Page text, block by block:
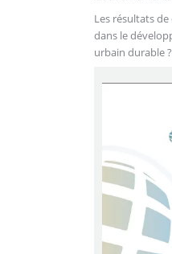
Les résultats
dans le
urbain durable